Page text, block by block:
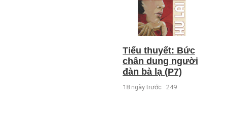
Tiểu thuyết: Bức
chân dung người
đàn bà lạ (P7)
18 ngày trước 249